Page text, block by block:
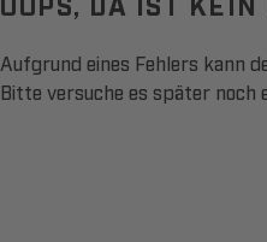
Aufgrund eines Fehlers kann
Bitte versuche es später noch